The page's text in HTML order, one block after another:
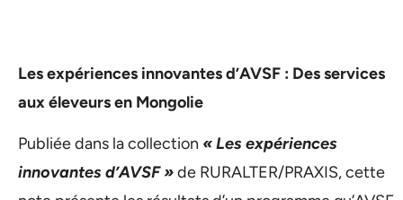
Les expériences innovantes d’AVSF : Des services
aux éleveurs en Mongolie
Publiée dans la collection « Les expériences
innovantes d’AVSF »de RURALTER/PRAXIS, cette